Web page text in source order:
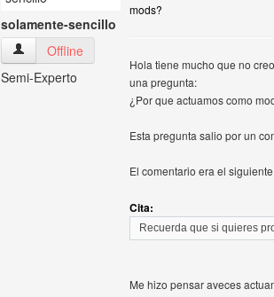
solamente-sencillo
solamente-sencillo Ver perfil del usuario
Offline
Semi-Experto
mods?
Hola tiene mucho que no
una pregunta:
¿Por que actuamos como
Esta pregunta salio por un
El comentario era el
Cita:
Recuerda que si quieres
Me hizo pensar aveces